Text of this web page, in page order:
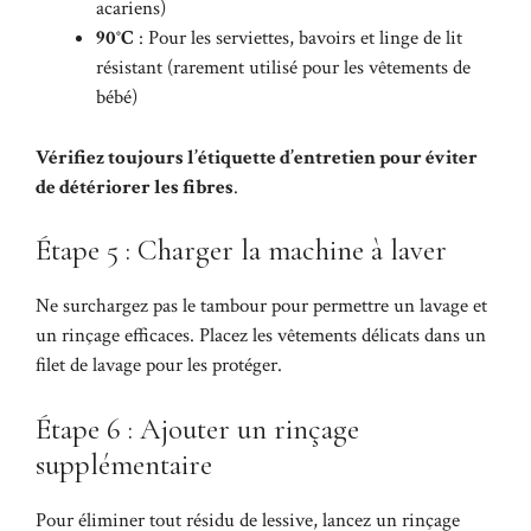
acariens)
90°C : Pour les serviettes, bavoirs et linge de lit
résistant (rarement utilisé pour les vêtements de
bébé)
Vérifiez toujours l’étiquette d’entretien pour éviter
de détériorer les fibres.
Étape 5 : Charger la machine à laver
Ne surchargez pas le tambour pour permettre un lavage et
un rinçage efficaces. Placez les vêtements délicats dans un
filet de lavage pour les protéger.
Étape 6 : Ajouter un rinçage
supplémentaire
Pour éliminer tout résidu de lessive, lancez un rinçage